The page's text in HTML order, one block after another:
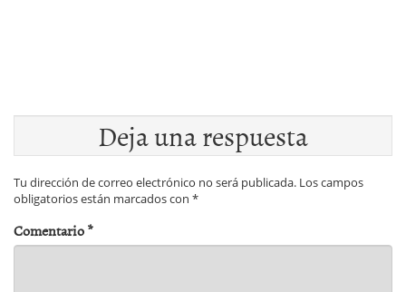
Deja una respuesta
Tu dirección de correo electrónico no será publicada. Los campos
obligatorios están marcados con *
Comentario*